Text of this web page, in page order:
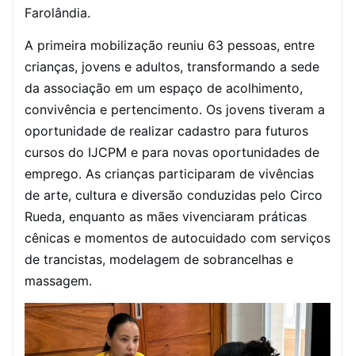
Farolândia.
A primeira mobilização reuniu 63 pessoas, entre
crianças, jovens e adultos, transformando a sede
da associação em um espaço de acolhimento,
convivência e pertencimento. Os jovens tiveram a
oportunidade de realizar cadastro para futuros
cursos do IJCPM e para novas oportunidades de
emprego. As crianças participaram de vivências
de arte, cultura e diversão conduzidas pelo Circo
Rueda, enquanto as mães vivenciaram práticas
cênicas e momentos de autocuidado com serviços
de trancistas, modelagem de sobrancelhas e
massagem.